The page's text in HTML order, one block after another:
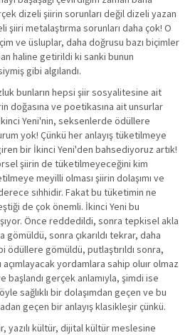
dizeli şiirin sorunları değil dizeli yazan
şiiri metalaştırma sorunları daha çok! O
ve üsluplar, daha doğrusu bazı biçimler
haline getirildi ki sanki bunun
gibi algılandı.
bunların hepsi şiir sosyalitesine ait
doğasına ve poetikasına ait unsurlar
Yeni'nin, seksenlerde ödüllere
yok! Çünkü her anlayış tüketilmeye
bir İkinci Yeni'den bahsediyoruz artık!
şiirin de tüketilmeyeceğini kim
meyilli olması şiirin dolaşımı ve
sıhhidir. Fakat bu tüketimin ne
de çok önemli. İkinci Yeni bu
Önce reddedildi, sonra tepkisel akla
gömüldü, sonra çıkarıldı tekrar, daha
ödüllere gömüldü, putlaştırıldı sonra,
yordamlara sahip oluır olmaz
başlandı gerçek anlamıyla, şimdi ise
sağlıklı bir dolaşımdan geçen ve bu
geçen bir anlayış klasikleşir çünkü.
yazılı kültür, dijital kültür meslesine